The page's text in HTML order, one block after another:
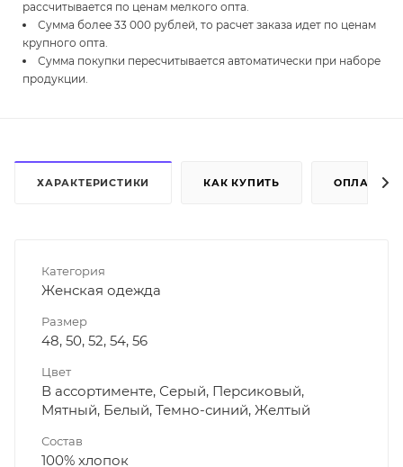
рассчитывается по ценам мелкого опта.
Сумма более 33 000 рублей, то расчет заказа идет по ценам
крупного опта.
Сумма покупки пересчитывается автоматически при наборе
продукции.
ХАРАКТЕРИСТИКИ КАК КУПИТЬ ОПЛАТА
Категория
Женская одежда
Размер
48, 50, 52, 54, 56
Цвет
В ассортименте, Серый, Персиковый,
Мятный, Белый, Темно-синий, Желтый
Состав
100% хлопок